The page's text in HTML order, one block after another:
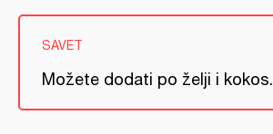
SAVET
Možete dodati po želji i kokos.